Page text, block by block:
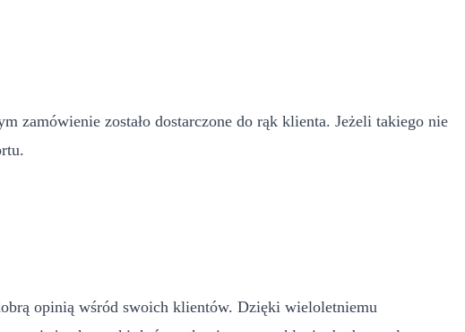
zamówienie zostało dostarczone do rąk klienta. Jeżeli takiego nie
opinią wśród swoich klientów. Dzięki wieloletniemu